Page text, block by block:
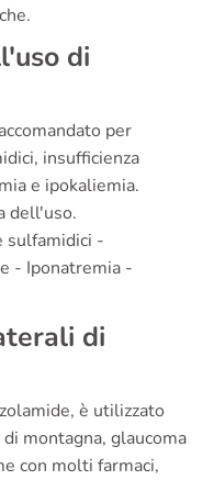
di
per
insufficienza
e ipokaliemia.
dell'uso.
sulfamidici -
- Iponatremia -
di
è utilizzato
montagna, glaucoma
con molti farmaci,